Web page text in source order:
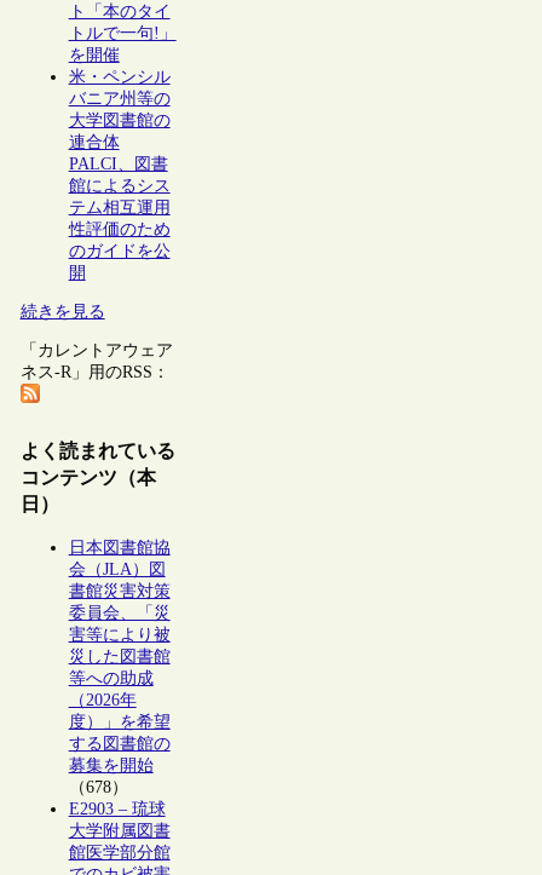
ト「本のタイ
トルで一句!」
を開催
米・ペンシル
バニア州等の
大学図書館の
連合体
PALCI、図書
館によるシス
テム相互運用
性評価のため
のガイドを公
開
続きを見る
「カレントアウェア
ネス-R」用のRSS：
よく読まれている
コンテンツ（本
日）
日本図書館協
会（JLA）図
書館災害対策
委員会、「災
害等により被
災した図書館
等への助成
（2026年
度）」を希望
する図書館の
募集を開始
（678）
E2903 – 琉球
大学附属図書
館医学部分館